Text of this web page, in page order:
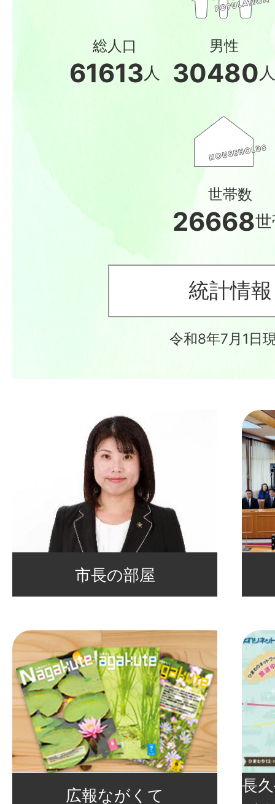
総人口
61613人
男性
30480 人
世帯数
26668
統計情報
令和8年7月1日
市長の部屋
広報ながくて
長